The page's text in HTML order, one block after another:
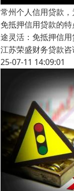
常州个人信用贷款
免抵押信用贷款的
途灵活：免抵押信
江苏荣盛财务贷款咨
25-07-11 14:09:01